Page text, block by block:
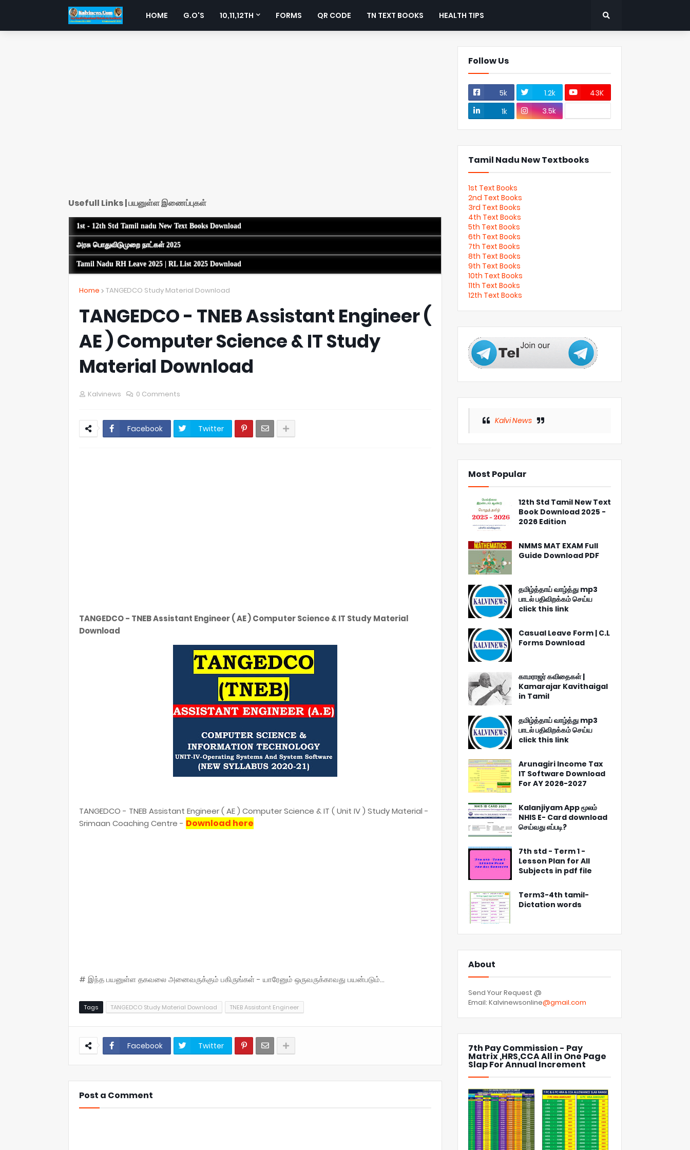
HOME G.O'S 10,11,12TH FORMS QR CODE TN TEXT BOOKS HEALTH TIPS
Usefull Links | பயனுள்ள இணைப்புகள்
1st - 12th Std Tamil nadu New Text Books Download
அரசு பொதுவிடுமுறை நாட்கள் 2025
Tamil Nadu RH Leave 2025 | RL List 2025 Download
Home TANGEDCO Study Material Download
TANGEDCO - TNEB Assistant Engineer (
AE ) Computer Science & IT Study
Material Download
Kalvinews 0 Comments
Facebook Twitter
TANGEDCO - TNEB Assistant Engineer ( AE ) Computer Science & IT Study Material
Download
TANGEDCO - TNEB Assistant Engineer ( AE ) Computer Science & IT ( Unit IV ) Study Material -
Srimaan Coaching Centre - Download here
# இந்த பயனுள்ள தகவலை அனைவருக்கும் பகிருங்கள் - யாரேனும் ஒருவருக்காவது பயன்படும்...
Tags TANGEDCO Study Material Download TNEB Assistant Engineer
Facebook Twitter
Post a Comment
Follow Us
5k 1.2k
43K
1k
3.5k
Tamil Nadu New Textbooks
1st Text Books
2nd Text Books
3rd Text Books
4th Text Books
5th Text Books
6th Text Books
7th Text Books
8th Text Books
9th Text Books
10th Text Books
11th Text Books
12th Text Books
Kalvi News
Most Popular
12th Std Tamil New Text
Book Download 2025 -
2026 Edition
NMMS MAT EXAM Full
Guide Download PDF
தமிழ்த்தாய் வாழ்த்து mp3
பாடல் பதிவிறக்கம் செய்ய
click this link
Casual Leave Form | C.L
Forms Download
காமராஜர் கவிதைகள் |
Kamarajar Kavithaigal
in Tamil
தமிழ்த்தாய் வாழ்த்து mp3
பாடல் பதிவிறக்கம் செய்ய
click this link
Arunagiri Income Tax
IT Software Download
For AY 2026-2027
Kalanjiyam App மூலம்
NHIS E- Card download
செய்வது எப்படி?
7th std - Term 1 -
Lesson Plan for All
Subjects in pdf file
Term3-4th tamil-
Dictation words
About
Send Your Request @
Email: Kalvinewsonline@gmail.com
7th Pay Commission - Pay
Matrix ,HRS,CCA All in One Page
Slap For Annual Increment